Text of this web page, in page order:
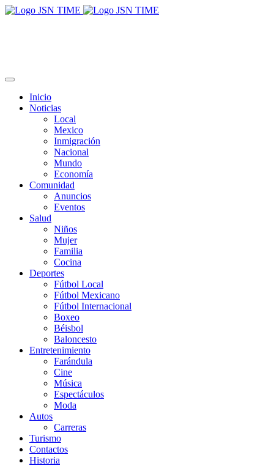
Inicio
Noticias
Local
Mexico
Inmigración
Nacional
Mundo
Economía
Comunidad
Anuncios
Eventos
Salud
Niños
Mujer
Familia
Cocina
Deportes
Fútbol Local
Fútbol Mexicano
Fútbol Internacional
Boxeo
Béisbol
Baloncesto
Entretenimiento
Farándula
Cine
Música
Espectáculos
Moda
Autos
Carreras
Turismo
Contactos
Historia